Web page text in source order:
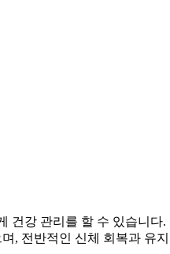
건강 관리를 할 수 있습니다
, 전반적인 신체 회복과 유